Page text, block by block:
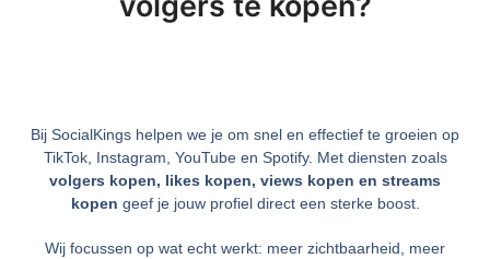
Bij SocialKings helpen we je om snel en effectief te groeien op
TikTok, Instagram, YouTube en Spotify. Met diensten zoals
volgers kopen, likes kopen, views kopen en streams
kopen geef je jouw profiel direct een sterke boost.
Wij focussen op wat echt werkt: meer zichtbaarheid, meer